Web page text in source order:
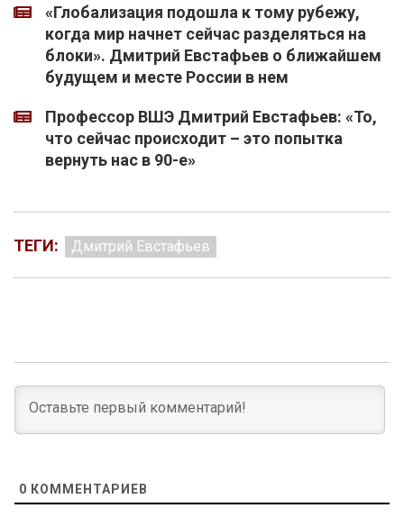
«Глобализация подошла к тому рубежу,
когда мир начнет сейчас разделяться на
блоки». Дмитрий Евстафьев о ближайшем
будущем и месте России в нем
Профессор ВШЭ Дмитрий Евстафьев: «То,
что сейчас происходит – это попытка
вернуть нас в 90-е»
ТЕГИ: Дмитрий Евстафьев
0 КОММЕНТАРИЕВ